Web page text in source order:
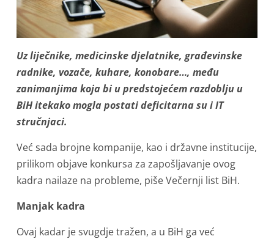
Uz liječnike, medicinske djelatnike, građevinske
radnike, vozače, kuhare, konobare…, među
zanimanjima koja bi u predstojećem razdoblju u
BiH itekako mogla postati deficitarna su i IT
stručnjaci.
Već sada brojne kompanije, kao i državne institucije,
prilikom objave konkursa za zapošljavanje ovog
kadra nailaze na probleme, piše Večernji list BiH.
Manjak kadra
Ovaj kadar je svugdje tražen, a u BiH ga već